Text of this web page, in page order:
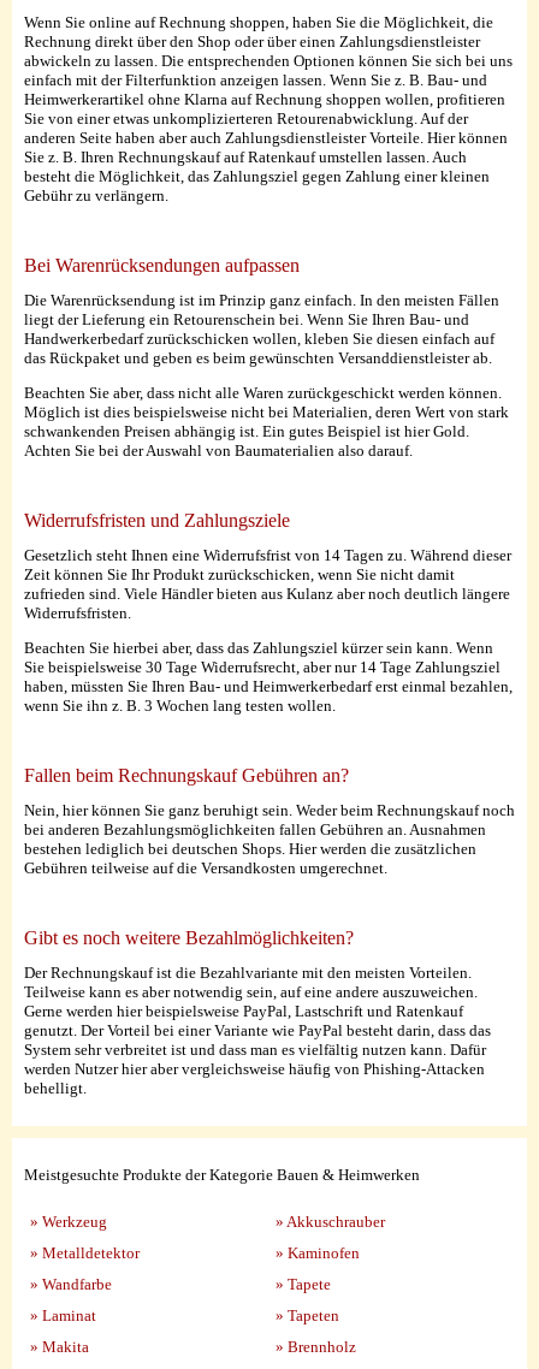
Wenn Sie online auf Rechnung shoppen, haben Sie die Möglichkeit, die
Rechnung direkt über den Shop oder über einen Zahlungsdienstleister
abwickeln zu lassen. Die entsprechenden Optionen können Sie sich bei uns
einfach mit der Filterfunktion anzeigen lassen. Wenn Sie z. B. Bau- und
Heimwerkerartikel ohne Klarna auf Rechnung shoppen wollen, profitieren
Sie von einer etwas unkomplizierteren Retourenabwicklung. Auf der
anderen Seite haben aber auch Zahlungsdienstleister Vorteile. Hier können
Sie z. B. Ihren Rechnungskauf auf Ratenkauf umstellen lassen. Auch
besteht die Möglichkeit, das Zahlungsziel gegen Zahlung einer kleinen
Gebühr zu verlängern.
Bei Warenrücksendungen aufpassen
Die Warenrücksendung ist im Prinzip ganz einfach. In den meisten Fällen
liegt der Lieferung ein Retourenschein bei. Wenn Sie Ihren Bau- und
Handwerkerbedarf zurückschicken wollen, kleben Sie diesen einfach auf
das Rückpaket und geben es beim gewünschten Versanddienstleister ab.
Beachten Sie aber, dass nicht alle Waren zurückgeschickt werden können.
Möglich ist dies beispielsweise nicht bei Materialien, deren Wert von stark
schwankenden Preisen abhängig ist. Ein gutes Beispiel ist hier Gold.
Achten Sie bei der Auswahl von Baumaterialien also darauf.
Widerrufsfristen und Zahlungsziele
Gesetzlich steht Ihnen eine Widerrufsfrist von 14 Tagen zu. Während dieser
Zeit können Sie Ihr Produkt zurückschicken, wenn Sie nicht damit
zufrieden sind. Viele Händler bieten aus Kulanz aber noch deutlich längere
Widerrufsfristen.
Beachten Sie hierbei aber, dass das Zahlungsziel kürzer sein kann. Wenn
Sie beispielsweise 30 Tage Widerrufsrecht, aber nur 14 Tage Zahlungsziel
haben, müssten Sie Ihren Bau- und Heimwerkerbedarf erst einmal bezahlen,
wenn Sie ihn z. B. 3 Wochen lang testen wollen.
Fallen beim Rechnungskauf Gebühren an?
Nein, hier können Sie ganz beruhigt sein. Weder beim Rechnungskauf noch
bei anderen Bezahlungsmöglichkeiten fallen Gebühren an. Ausnahmen
bestehen lediglich bei deutschen Shops. Hier werden die zusätzlichen
Gebühren teilweise auf die Versandkosten umgerechnet.
Gibt es noch weitere Bezahlmöglichkeiten?
Der Rechnungskauf ist die Bezahlvariante mit den meisten Vorteilen.
Teilweise kann es aber notwendig sein, auf eine andere auszuweichen.
Gerne werden hier beispielsweise PayPal, Lastschrift und Ratenkauf
genutzt. Der Vorteil bei einer Variante wie PayPal besteht darin, dass das
System sehr verbreitet ist und dass man es vielfältig nutzen kann. Dafür
werden Nutzer hier aber vergleichsweise häufig von Phishing-Attacken
behelligt.
Meistgesuchte Produkte der Kategorie Bauen & Heimwerken
» Werkzeug
» Metalldetektor
» Wandfarbe
» Laminat
» Makita
» Akkuschrauber
» Kaminofen
» Tapete
» Tapeten
» Brennholz